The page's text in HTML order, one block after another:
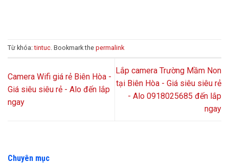
Từ khóa:tintuc . Bookmark the permalink
Camera Wifi giá rẻ Biên Hòa -
Giá siêu siêu rẻ - Alo đến lắp
ngay
Lắp camera Trường Mầm Non
tại Biên Hòa - Giá siêu siêu rẻ
- Alo 0918025685 đến lắp
ngay
Chuyên mục